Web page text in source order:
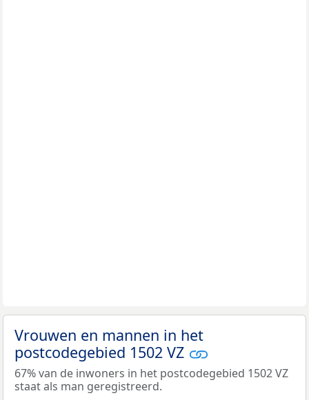
Vrouwen en mannen in het
postcodegebied 1502 VZ
67% van de inwoners in het postcodegebied 1502 VZ
staat als man geregistreerd.